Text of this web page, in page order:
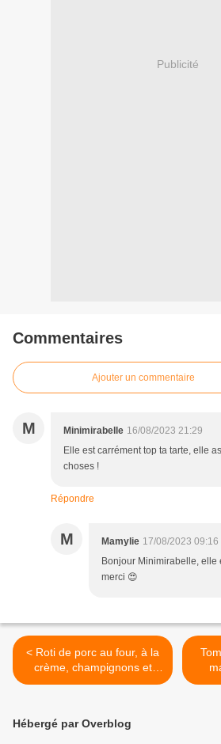
Publicité
Commentaires
Ajouter un commentaire
M Minimirabelle 16/08/2023 21:29
Elle est carrément top ta tarte, elle
choses !
Répondre
M Mamylie 17/08/2023 09:16
Bonjour Minimirabelle, elle
merci 😍
< Roti de porc au four, à la
crème, champignons et
petits pois
Hébergé par Overblog